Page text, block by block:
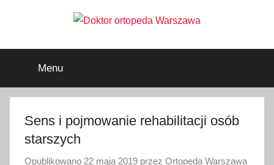
Doktor
ortopeda
Warszawa
Warszawa,
ginekolog,
urolog,
Menu
Sens i pojmowanie rehabilitacji osób
starszych
Opublikowano 22 maja 2019 przez Ortopeda Warszawa